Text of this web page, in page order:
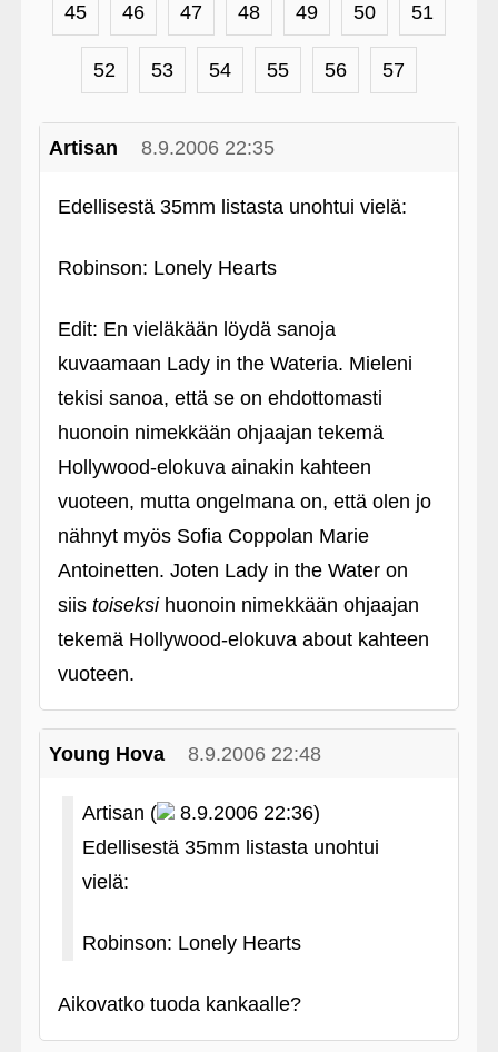
45 46 47 48 49 50 51
52 53 54 55 56 57
Artisan 8.9.2006 22:35
Edellisestä 35mm listasta unohtui vielä:
Robinson: Lonely Hearts
Edit: En vieläkään löydä sanoja
kuvaamaan Lady in the Wateria. Mieleni
tekisi sanoa, että se on ehdottomasti
huonoin nimekkään ohjaajan tekemä
Hollywood-elokuva ainakin kahteen
vuoteen, mutta ongelmana on, että olen jo
nähnyt myös Sofia Coppolan Marie
Antoinetten. Joten Lady in the Water on
siis toiseksihuonoin nimekkään ohjaajan
tekemä Hollywood-elokuva about kahteen
vuoteen.
Young Hova 8.9.2006 22:48
Artisan (
8.9.2006 22:36)
Edellisestä 35mm listasta unohtui
vielä:
Robinson: Lonely Hearts
Aikovatko tuoda kankaalle?